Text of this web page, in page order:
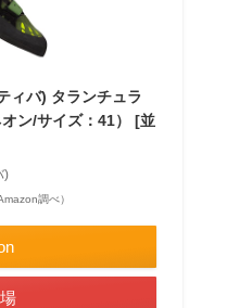
ィバ) タランチュラ
ン/サイズ：41） [並
)
調べ）